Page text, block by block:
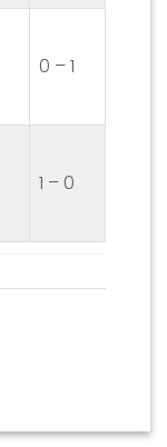
0 – 1
1 – 0